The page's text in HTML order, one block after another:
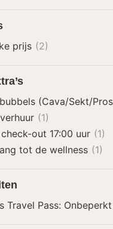
prijs (2)
(Cava/Sekt/
(1)
out 17:00 uur (1)
tot de wellness (1)
Travel Pass: